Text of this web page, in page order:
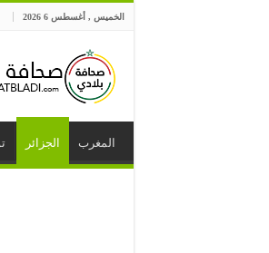
الخميس , أغسطس 6 2026
المغرب الجزائر